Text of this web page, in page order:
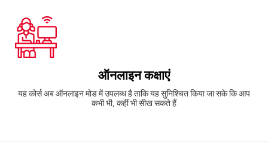
ऑनलाइन कक्षाएं
यह कोर्स अब ऑनलाइन मोड में उपलब्ध है ताकि यह सुनिश्चित किया जा सके कि आप
कभी भी, कहीं भी सीख सकते हैं